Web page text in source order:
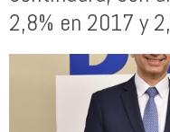
2,8% en 2017 y